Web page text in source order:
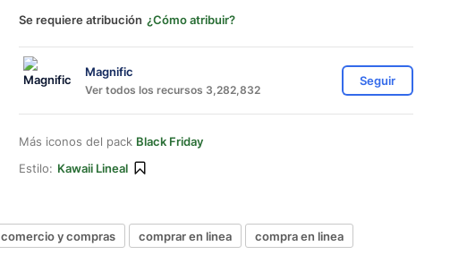
Se requiere atribución ¿Cómo atribuir?
Magnific
Ver todos los recursos 3,282,832
Seguir
Más iconos del pack Black Friday
Estilo: Kawaii Lineal
comercio y compras comprar en linea compra en linea